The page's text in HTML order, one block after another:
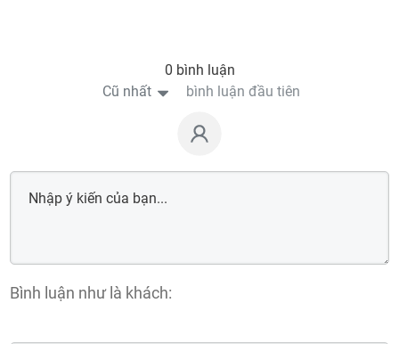
0 bình luận
Cũ nhất
bình luận đầu tiên
Bình luận như là khách: